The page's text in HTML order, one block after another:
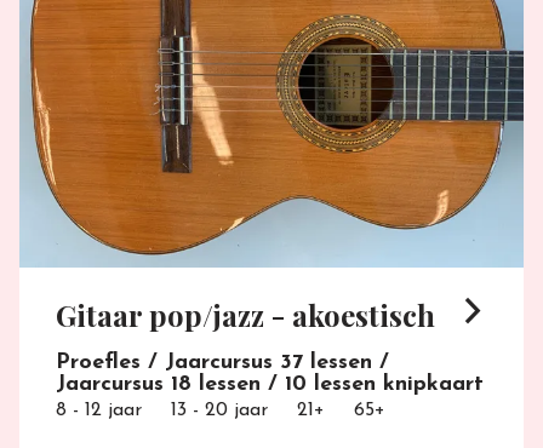
Gitaar pop/jazz - akoestisch
Proefles / Jaarcursus 37 lessen /
Jaarcursus 18 lessen / 10 lessen knipkaart
8 - 12 jaar 13 - 20 jaar 21+ 65+
arrow_forward_ios